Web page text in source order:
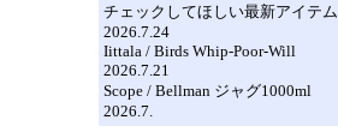
チェックしてほしい最新アイテム
2026.7.24
Iittala / Birds Whip-Poor-Will
2026.7.21
Scope / Bellman ジャグ1000ml
2026.7.